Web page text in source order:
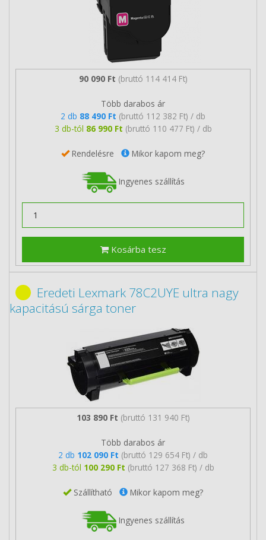
90 090 Ft (bruttó 114 414 Ft)
Több darabos ár
2 db 88 490 Ft (bruttó 112 382 Ft) / db
3 db-tól 86 990 Ft (bruttó 110 477 Ft) / db
Rendelésre Mikor kapom meg?
Ingyenes szállítás
Kosárba tesz
Eredeti Lexmark 78C2UYE ultra nagy
kapacitású sárga toner
103 890 Ft (bruttó 131 940 Ft)
Több darabos ár
2 db 102 090 Ft (bruttó 129 654 Ft) / db
3 db-tól 100 290 Ft (bruttó 127 368 Ft) / db
Szállítható Mikor kapom meg?
Ingyenes szállítás